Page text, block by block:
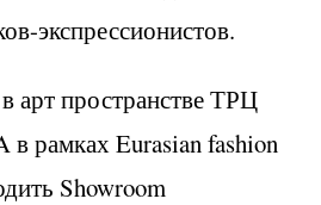
экспрессионистов.
арт пространстве ТРЦ
рамках Eurasian fashion
Showroom